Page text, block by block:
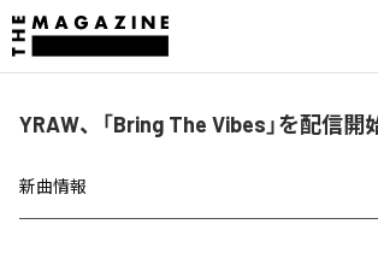
YRAW、「Bring The Vibes」を配信開
新曲情報